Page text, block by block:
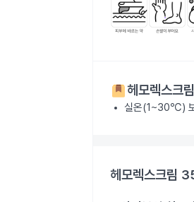
헤모렉스크
실온(1~30℃)
헤모렉스크림